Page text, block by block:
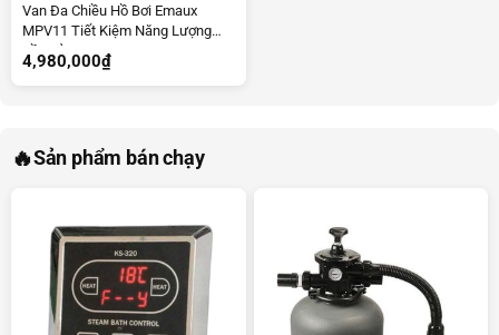
Van Đa Chiều Hồ Bơi Emaux
MPV11 Tiết Kiệm Năng Lượng
Bền Bỉ
4,980,000₫
🔥Sản phẩm bán chạy